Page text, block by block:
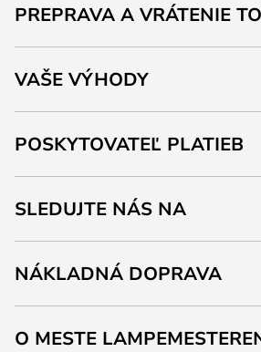
PREPRAVA A VRÁTENIE
VAŠE VÝHODY
POSKYTOVATEĽ PLATIEB
SLEDUJTE NÁS NA
NÁKLADNÁ DOPRAVA
O MESTE